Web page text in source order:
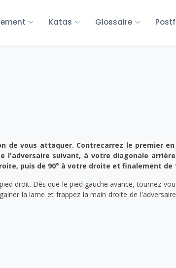
Katas Glossaire
de vous attaquer. Contrecarrez le premier
l'adversaire suivant, à votre diagonale
puis de 90° à votre droite et finalement de
droit. Dès que le pied gauche avance, tournez
la lame et frappez la main droite de